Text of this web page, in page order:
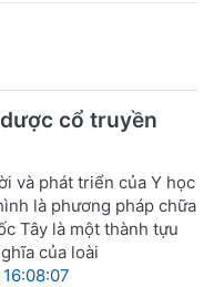
cổ truyền
và phát triển của Y học
là phương pháp chữa
Tây là một thành tựu
của loài